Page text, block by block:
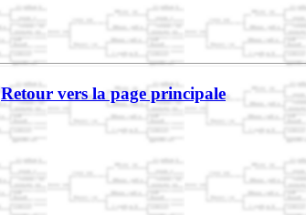
Retour vers la page principale